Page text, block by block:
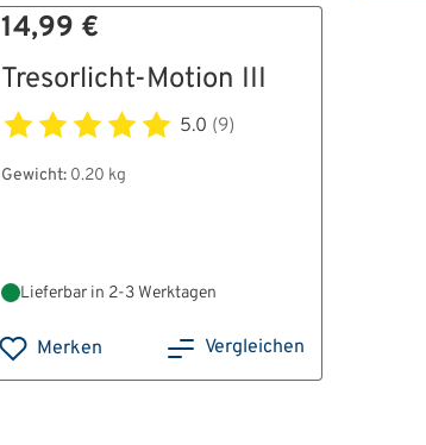
14,99 €
Tresorlicht-Motion III
5.0 (9)
Gewicht: 0.20 kg
Lieferbar in 2-3 Werktagen
Merken Vergleichen